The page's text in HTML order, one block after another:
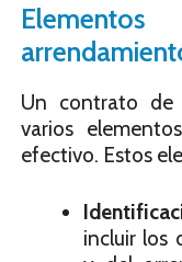
Un contrato de
varios
efectivo. Estos
incluir los